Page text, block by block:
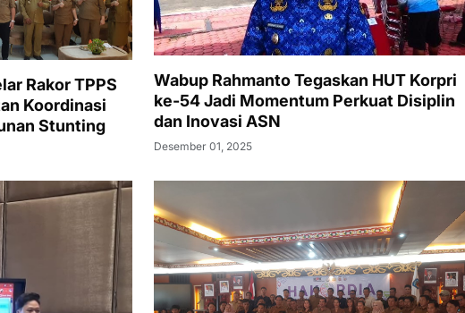
Rakor TPPS
Koordinasi
Stunting
Wabup Rahmanto Tegaskan HUT Korpri
ke-54 Jadi Momentum Perkuat Disiplin
dan Inovasi ASN
Desember 01, 2025